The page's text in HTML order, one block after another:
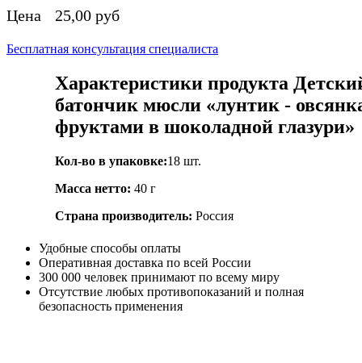
Цена 25,00 руб
Бесплатная консультация специалиста
Характеристики продукта
батончик мюсли «лунтик -
фруктами в шоколадной глазури»
Кол-во в упаковке:18 шт.
Масса нетто: 40 г
Страна производитель: Россия
Удобные способы оплаты
Оперативная доставка по всей России
300 000 человек принимают по всему миру
Отсутствие любых противопоказаний и полная
безопасность применения